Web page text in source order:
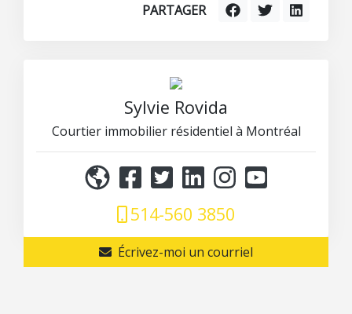
PARTAGER
Sylvie Rovida
Courtier immobilier résidentiel à Montréal
514-560 3850
Écrivez-moi un courriel